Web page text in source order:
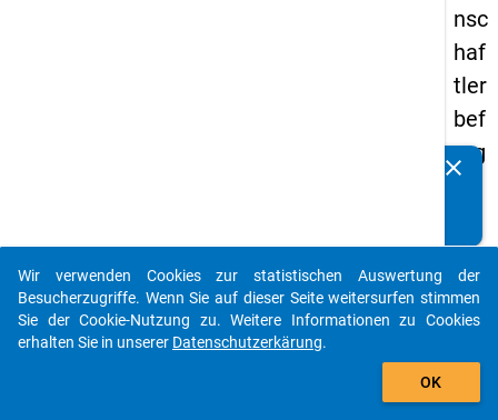
nsc
haf
tler
bef
rag
20
16
2.3
clear
auto_stories
add_shopping_cart
Wir verwenden Cookies zur statistischen Auswertung der
Besucherzugriffe. Wenn Sie auf dieser Seite weitersurfen stimmen
Sie der Cookie-Nutzung zu. Weitere Informationen zu Cookies
erhalten Sie in unserer Datenschutzerkärung.
OK